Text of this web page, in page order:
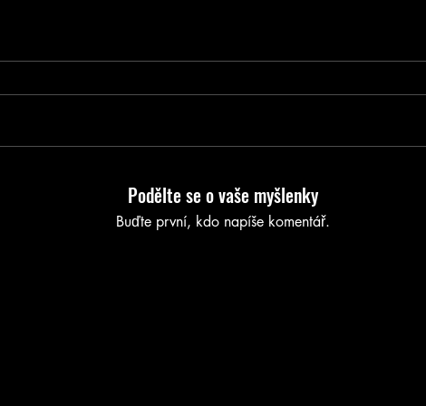
Podělte se o vaše myšlenky
Buďte první, kdo napíše komentář.